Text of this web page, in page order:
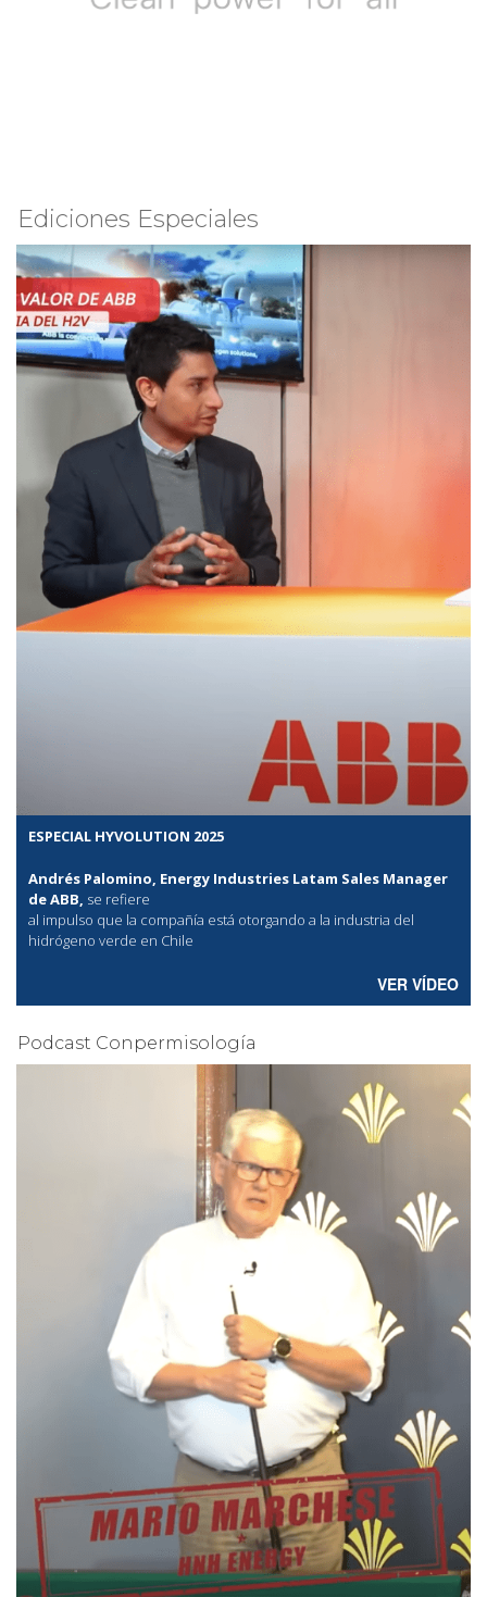
Ediciones Especiales
ESPECIAL HYVOLUTION 2025
Andrés Palomino, Energy Industries Latam Sales Manager
de ABB, se refiere
al impulso que la compañía está otorgando a la industria del
hidrógeno verde en Chile
VER VÍDEO
Podcast Conpermisología